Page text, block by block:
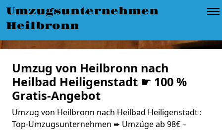
Umzugsunternehmen
Heilbronn
Umzug von Heilbronn nach
Heilbad Heiligenstadt ☛ 100 %
Gratis-Angebot
Umzug von Heilbronn nach Heilbad Heiligenstadt :
Top-Umzugsunternehmen ➨ Umzüge ab 98€ –